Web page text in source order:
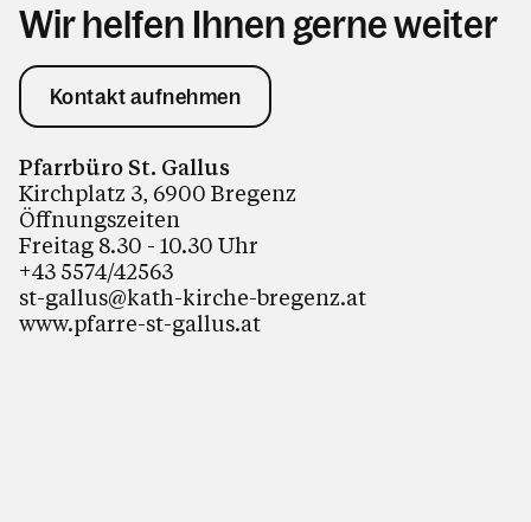
Wir helfen Ihnen gerne weiter
Kontakt aufnehmen
Pfarrbüro St. Gallus
Kirchplatz 3, 6900 Bregenz
Öffnungszeiten
Freitag 8.30 - 10.30 Uhr
+43 5574/42563
st-gallus@kath-kirche-bregenz.at
www.pfarre-st-gallus.at